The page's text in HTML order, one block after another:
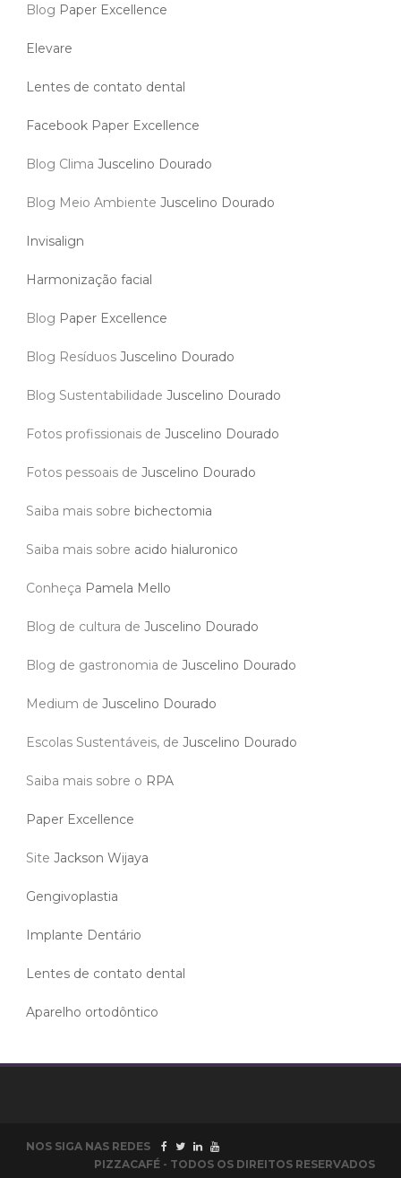
Blog Paper Excellence
Elevare
Lentes de contato dental
Facebook Paper Excellence
Blog Clima Juscelino Dourado
Blog Meio Ambiente Juscelino Dourado
Invisalign
Harmonização facial
Blog Paper Excellence
Blog Resíduos Juscelino Dourado
Blog Sustentabilidade Juscelino Dourado
Fotos profissionais de Juscelino Dourado
Fotos pessoais de Juscelino Dourado
Saiba mais sobre bichectomia
Saiba mais sobre acido hialuronico
Conheça Pamela Mello
Blog de cultura de Juscelino Dourado
Blog de gastronomia de Juscelino Dourado
Medium de Juscelino Dourado
Escolas Sustentáveis, de Juscelino Dourado
Saiba mais sobre o RPA
Paper Excellence
Site Jackson Wijaya
Gengivoplastia
Implante Dentário
Lentes de contato dental
Aparelho ortodôntico
NOS SIGA NAS REDES
PIZZACAFÉ - TODOS OS DIREITOS RESERVADOS